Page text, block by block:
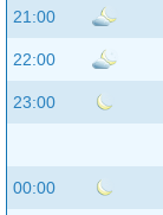
21:00
22:00
23:00
00:00